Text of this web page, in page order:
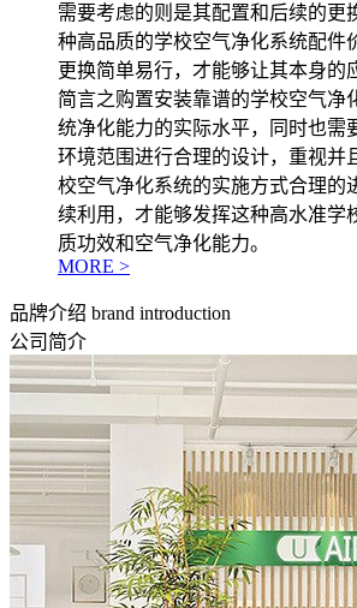
需要考虑的则是其配置和后续的更
种高品质的学校空气净化系统配件
更换简单易行，才能够让其本身的
简言之购置安装靠谱的学校空气净
统净化能力的实际水平，同时也需
环境范围进行合理的设计，重视并
校空气净化系统的实施方式合理的
续利用，才能够发挥这种高水准学
质功效和空气净化能力。
MORE >
品牌介绍 brand introduction
公司简介